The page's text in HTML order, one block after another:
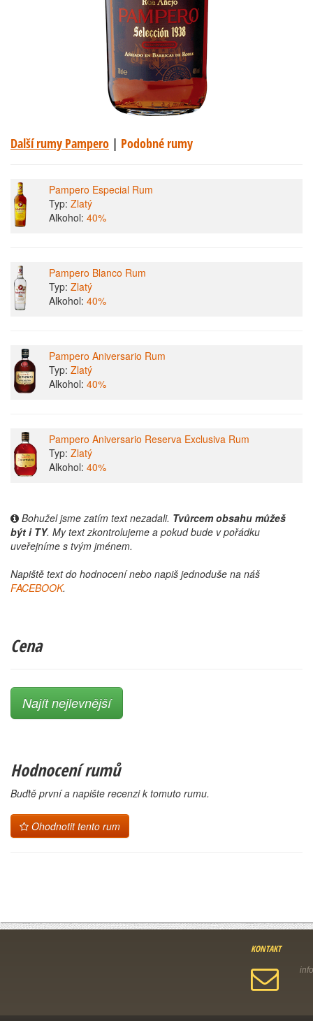
Další rumy Pampero | Podobné rumy
Pampero Especial Rum
Typ: Zlatý
Alkohol: 40%
Pampero Blanco Rum
Typ: Zlatý
Alkohol: 40%
Pampero Aniversario Rum
Typ: Zlatý
Alkohol: 40%
Pampero Aniversario Reserva Exclusiva Rum
Typ: Zlatý
Alkohol: 40%
Bohužel jsme zatím text nezadali. Tvůrcem obsahu můžeš
být i TY. My text zkontrolujeme a pokud bude v pořádku
uveřejníme s tvým jménem.
Napiště text do hodnocení nebo napiš jednoduše na náš
FACEBOOK.
Cena
Najít nejlevnější
Hodnocení rumů
Buďtě první a napište recenzi k tomuto rumu.
Ohodnotit tento rum
KONTAKT